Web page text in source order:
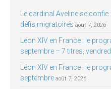
Le cardinal Aveline se
défis migratoires août 7, 2026
Léon XIV en France : le
septembre – 7 titres,
Léon XIV en France : le
septembre août 7, 2026